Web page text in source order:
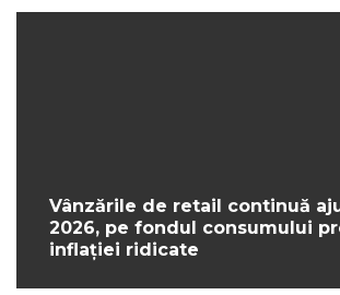
Vânzările de retail continuă
2026, pe fondul consumului
inflației ridicate